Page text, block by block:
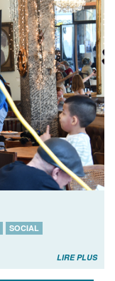
SOCIAL
LIRE PLUS